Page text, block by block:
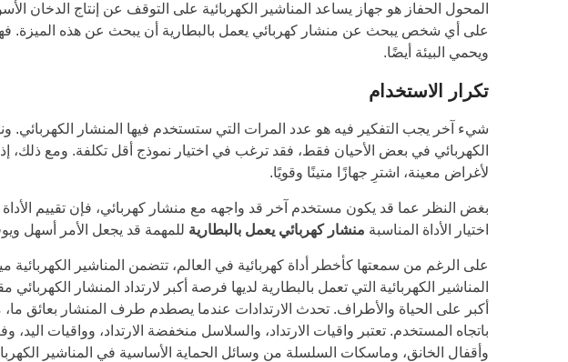
المحول الحفاز هو جهاز يساعد المناشير الكهربائية على التوقف عن إنتاج الدخان
على أي شخص يبحث عن منشار كهربائي يعمل بالبطارية أن يبحث عن هذه الميزة.
ويحمي البيئة أيضًا.
تكرار الاستخدام
شيء آخر يجب التفكير فيه هو عدد المرات التي ستستخدم فيها المنشار الكهربائي.
الكهربائي في بعض الأحيان فقط، فقد ترغب في اختيار نموذج أقل تكلفة. ومع ذلك،
لأغراض معينة، اشترِ جهازًا متينًا وقويًا.
بغض النظر عما قد يكون مستخدم آخر قد واجهه مع منشار كهربائي، فإن تقييم الأداة
اختيار الأداة المناسبة منشار كهربائي يعمل بالبطارية للمهمة قد يجعل الأمر أسهل
على الرغم من سمعتها كأخطر أداة كهربائية في العالم، تتضمن المناشير الكهربائية
المناشير الكهربائية التي تعمل بالبطارية لديها فرصة أكبر لارتداد المنشار
أكبر على الحياة والأطراف. تحدث الارتدادات عندما يصطدم طرف المنشار بعائق
باتجاه المستخدم. تعتبر واقيات الارتداد، والسلاسل منخفضة الارتداد، وواقيات اليد،
وأقفال الخانق، وماسكات السلسلة من وسائل الحماية الأساسية في المناشير